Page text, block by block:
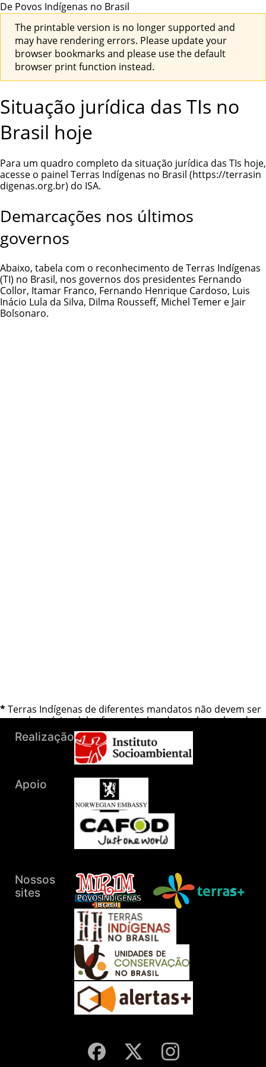
De Povos Indígenas no Brasil
The printable version is no longer supported and
may have rendering errors. Please update your
browser bookmarks and please use the default
browser print function instead.
Situação jurídica das TIs no
Brasil hoje
Para um quadro completo da situação jurídica das TIs hoje,
acesse o painel Terras Indígenas no Brasil
do ISA.
Demarcações nos últimos
governos
Abaixo, tabela com o reconhecimento deTerras Indígenas
(TI) no Brasil, nos governos dos presidentes Fernando
Collor, Itamar Franco, Fernando Henrique Cardoso, Luis
Inácio Lula da Silva, Dilma Rousseff, Michel Temer e Jair
Bolsonaro.
*Terras Indígenas de diferentes mandatos não devem ser
somadas, várias delas foram declaradas ou homologadas
mais de uma vez.